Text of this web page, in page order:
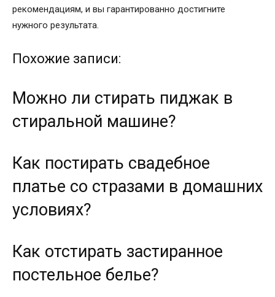
рекомендациям, и вы гарантированно достигните
нужного результата.
Похожие записи:
Можно ли стирать пиджак в
стиральной машине?
Как постирать свадебное
платье со стразами в домашних
условиях?
Как отстирать застиранное
постельное белье?